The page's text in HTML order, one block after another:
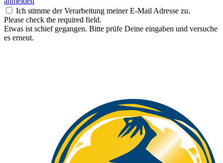
Ich stimme der Verarbeitung meiner E-Mail Adresse zu.
Please check the required field.
Etwas ist schief gegangen. Bitte prüfe Deine eingaben und versuche
es erneut.